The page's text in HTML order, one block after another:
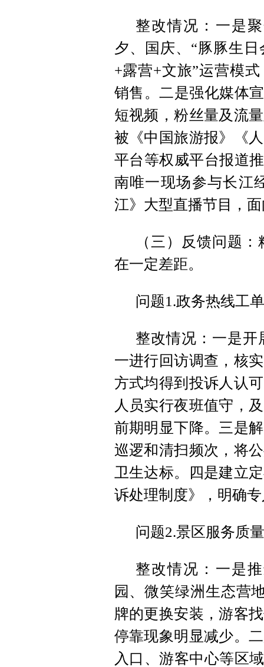
整改情况：一是
夕、国庆、“豚豚生
+露营+文旅”运营模
销售。二是强化媒体
短视频，粉丝量及流
被《中国旅游报》《
平台等权威平台报道
南唯一现场参与长江
江》大型直播节目，
（三）反馈问题
在一定差距。
问题1.政务热线工
整改情况：一是
一进行回访调查，核
方式均得到投诉人认
人员实行夜班值守，
前期明显下降。三是
巡逻和清扫频次，将
卫生达标。四是建立
诉处理制度》，明确
问题2.景区服务质
整改情况：一是
园、微笑绿洲生态营
牌的更换安装，游客
停靠现象明显减少。
入口、游客中心等区